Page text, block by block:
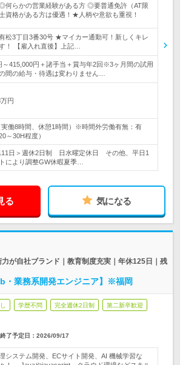
◎何らかの営業経験がある方 ◎要普通免許（AT限
資格がある方は優遇！★人柄や意欲も重視！
松3丁目3番30号 ★マイカー通勤可！新しくキレ
！ 【雇入れ直後】上記…
～415,000円＋諸手当＋賞与年2回※3ヶ月間の試用
間の給与・待遇は変わりません…
円
実働8時間、休憩1時間）※時間外労働有無：有
～30H程度）
日＞週休2日制 日水曜定休日 その他、平日1
により調整GW休暇夏季…
る 気になる
が自社ブランド｜教育制度充実｜年休125日｜残
・業務系開発エンジニア】※福岡
学歴不問 完全週休2日制 第二新卒歓迎
終了予定日： 2026/09/17
システム開発、ECサイト開発、AI 機械学習な